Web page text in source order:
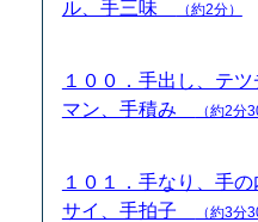
ル、手三味
（約2分）
１００．手出し、テ
マン、手積み
（約2分
１０１．手なり、手
サイ、手拍子
（約3分